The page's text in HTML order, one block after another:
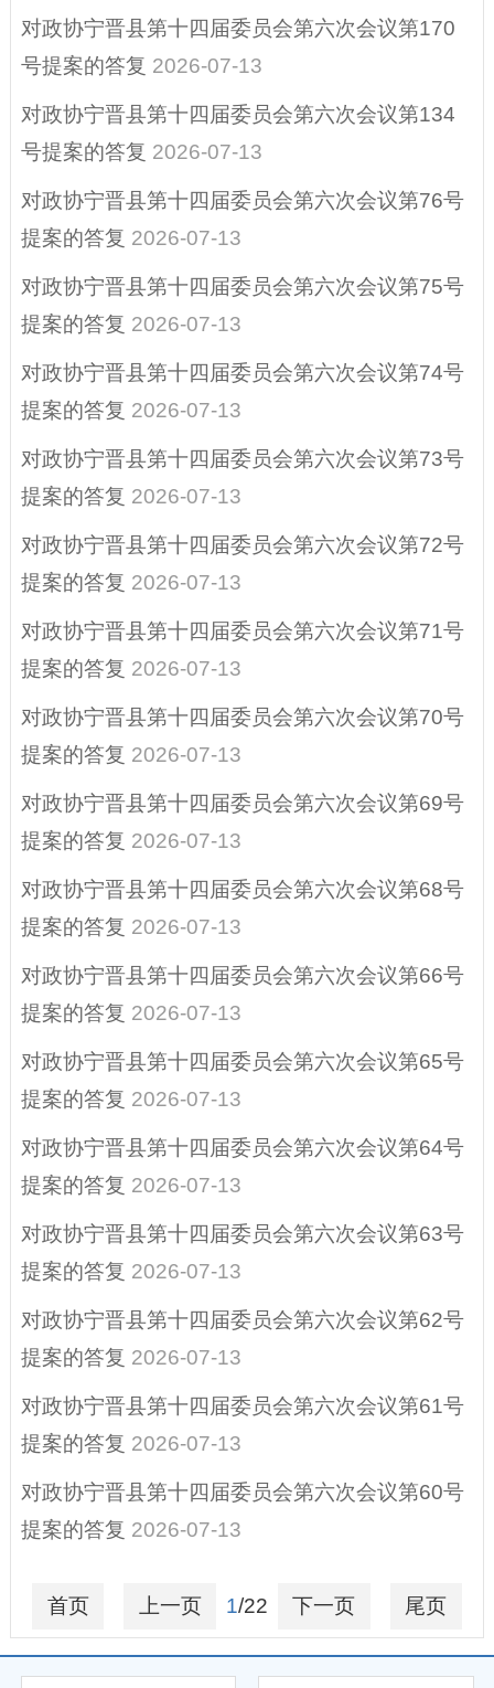
涉企行政检查公示
行政事业性收费、
减税降费
营商环境、助企纾
重点领域信息公开
政府公报
综合示范）
对政协宁晋县第十四届委员会第六次会议第170
号提案的答复 2026-07-13
对政协宁晋县第十四届委员会第六次会议第134
号提案的答复 2026-07-13
对政协宁晋县第十四届委员会第六次会议第76号
提案的答复 2026-07-13
对政协宁晋县第十四届委员会第六次会议第75号
提案的答复 2026-07-13
对政协宁晋县第十四届委员会第六次会议第74号
提案的答复 2026-07-13
对政协宁晋县第十四届委员会第六次会议第73号
提案的答复 2026-07-13
对政协宁晋县第十四届委员会第六次会议第72号
提案的答复 2026-07-13
对政协宁晋县第十四届委员会第六次会议第71号
提案的答复 2026-07-13
对政协宁晋县第十四届委员会第六次会议第70号
提案的答复 2026-07-13
对政协宁晋县第十四届委员会第六次会议第69号
提案的答复 2026-07-13
对政协宁晋县第十四届委员会第六次会议第68号
提案的答复 2026-07-13
对政协宁晋县第十四届委员会第六次会议第66号
提案的答复 2026-07-13
对政协宁晋县第十四届委员会第六次会议第65号
提案的答复 2026-07-13
对政协宁晋县第十四届委员会第六次会议第64号
提案的答复 2026-07-13
对政协宁晋县第十四届委员会第六次会议第63号
提案的答复 2026-07-13
对政协宁晋县第十四届委员会第六次会议第62号
提案的答复 2026-07-13
对政协宁晋县第十四届委员会第六次会议第61号
提案的答复 2026-07-13
对政协宁晋县第十四届委员会第六次会议第60号
提案的答复 2026-07-13
首页 上一页 1/22 下一页 尾页